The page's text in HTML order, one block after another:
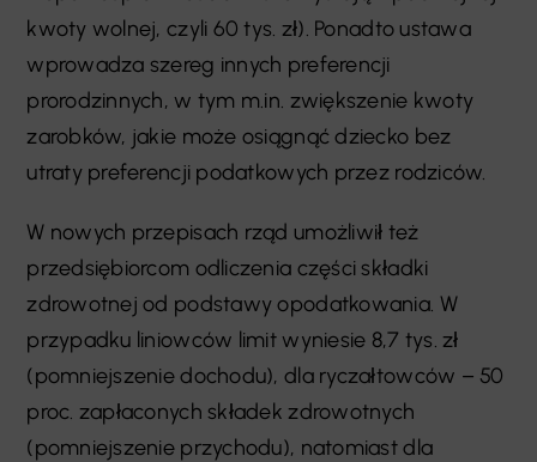
kwoty wolnej, czyli 60 tys. zł). Ponadto ustawa
wprowadza szereg innych preferencji
prorodzinnych, w tym m.in. zwiększenie kwoty
zarobków, jakie może osiągnąć dziecko bez
utraty preferencji podatkowych przez rodziców.
W nowych przepisach rząd umożliwił też
przedsiębiorcom odliczenia części składki
zdrowotnej od podstawy opodatkowania. W
przypadku liniowców limit wyniesie 8,7 tys. zł
(pomniejszenie dochodu), dla ryczałtowców – 50
proc. zapłaconych składek zdrowotnych
(pomniejszenie przychodu), natomiast dla